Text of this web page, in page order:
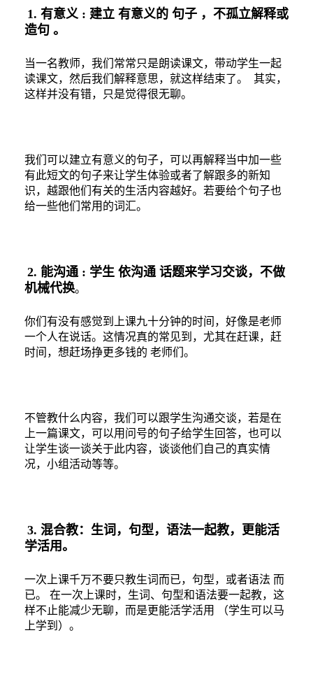
1. 有意义: 建立 有意义的 句子 ，不孤立解释或
造句 。
当一名教师，我们常常只是朗读课文，带动学生一起
读课文，然后我们解释意思，就这样结束了。
其实，
这样并没有错，只是觉得很无聊。
我们可以建立有意义的句子，可以再解释当中加一些
有此短文的句子来让学生体验或者了解跟多的新知
识，越跟他们有关的生活内容越好。若要给个句子也
给一些他们常用的词汇。
2. 能沟通: 学生 依沟通 话题来学习交谈，不做
机械代换。
你们有没有感觉到上课九十分钟的时间，好像是老师
一个人在说话。这情况真的常见到，尤其在赶课，赶
时间，想赶场挣更多钱的 老师们。
不管教什么内容，我们可以跟学生沟通交谈，若是在
上一篇课文，可以用问号的句子给学生回答，也可以
让学生谈一谈关于此内容，谈谈他们自己的真实情
况，小组活动等等。
3. 混合教：生词，句型，语法一起教，更能活
学活用。
一次上课千万不要只教生词而已，句型，或者语法 而
已。
在一次上课时，生词、句型和语法要一起教，这
样不止能减少无聊，而是更能活学活用
（学生可以马
上学到）。